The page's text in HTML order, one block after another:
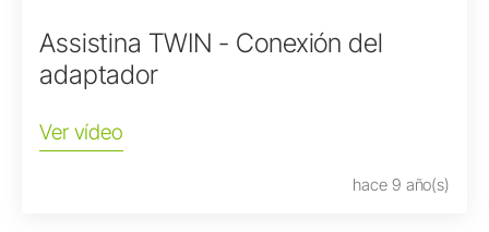
Assistina TWIN - Conexión del
adaptador
Ver vídeo
hace 9 año(s)